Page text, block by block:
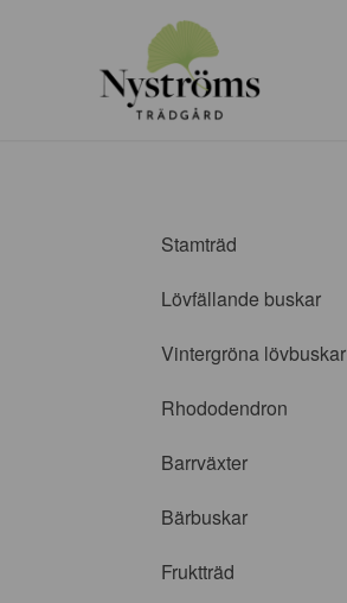
Stamträd
Lövfällande buskar
Vintergröna lövbuskar
Rhododendron
Barrväxter
Bärbuskar
Fruktträd